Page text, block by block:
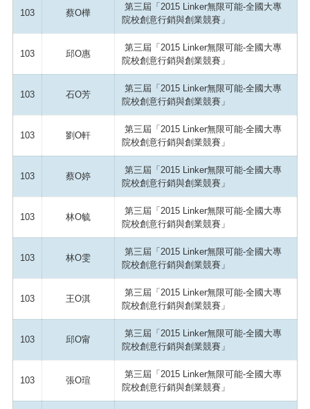
103 蔡O樺
第三屆「2015 Linker無限可能-全國大專
院校創意行銷與創業競賽」
103 邱O惠
第三屆「2015 Linker無限可能-全國大專
院校創意行銷與創業競賽」
103 石O芳
第三屆「2015 Linker無限可能-全國大專
院校創意行銷與創業競賽」
103 劉O軒
第三屆「2015 Linker無限可能-全國大專
院校創意行銷與創業競賽」
103 蔡O婷
第三屆「2015 Linker無限可能-全國大專
院校創意行銷與創業競賽」
103 林O毓
第三屆「2015 Linker無限可能-全國大專
院校創意行銷與創業競賽」
103 林O雯
第三屆「2015 Linker無限可能-全國大專
院校創意行銷與創業競賽」
103 王O淇
第三屆「2015 Linker無限可能-全國大專
院校創意行銷與創業競賽」
103 邱O甯
第三屆「2015 Linker無限可能-全國大專
院校創意行銷與創業競賽」
103 張O瑄
第三屆「2015 Linker無限可能-全國大專
院校創意行銷與創業競賽」